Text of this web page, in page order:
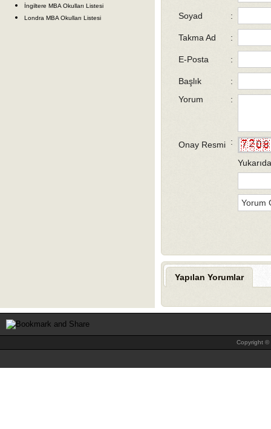
İngiltere MBA Okulları Listesi
Londra MBA Okulları Listesi
Soyad :
Takma Ad :
E-Posta :
Başlık
:
Yorum
:
Onay Resmi :
Yapılan Yorumlar
Copyright ©